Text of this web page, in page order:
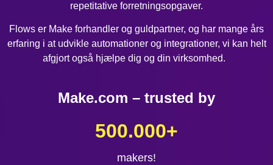
repetitative forretningsopgaver.
Flows er Make forhandler og guldpartner, og har mange års
erfaring i at udvikle automationer og integrationer, vi kan helt
afgjort også hjælpe dig og din virksomhed.
Make.com – trusted by
makers!
500.000+